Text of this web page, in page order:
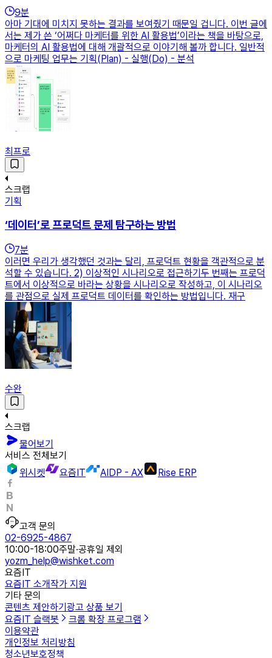
9분
아마 기대에 미치지 못하는 결과를 보여줬기 때문일 겁니다. 이번 글에
서는 제가 쓴 ‘어쩌다 마케터를 위한 AI 활용법’이라는 책을 바탕으로,
마케터의 AI 활용법에 대해 개괄적으로 이야기해 볼까 합니다. 일반적
으로 마케팅 업무는 기획(Plan) - 실행(Do) - 분석
최프로
스크랩
기획
‘데이터’로 프로덕트 문제 탐구하는 방법
7분
이러면 우리가 생각했던 것과는 달리, 프로덕트 현황을 객관적으로 분
석할 수 있습니다. 2) 이상적인 시나리오로 접근하기두 번째는 프로덕
트에서 이상적으로 바라는 상황을 시나리오로 작성하고, 이 시나리오
를 관점으로 실제 프로덕트 데이터를 확인하는 방법입니다. 재구
수완
스크랩
물어보기
서비스 전체보기
위시켓
요즘IT AIDP - AX Rise ERP
고객 문의
02-6925-4867
10:00-18:00주말·공휴일 제외
yozm_help@wishket.com
요즘IT
요즘IT 소개작가 지원
기타 문의
콘텐츠 제안하기 광고 상품 보기
요즘IT 슬랙봇
크롬 확장 프로그램
이용약관
개인정보 처리방침
청소년보호정책